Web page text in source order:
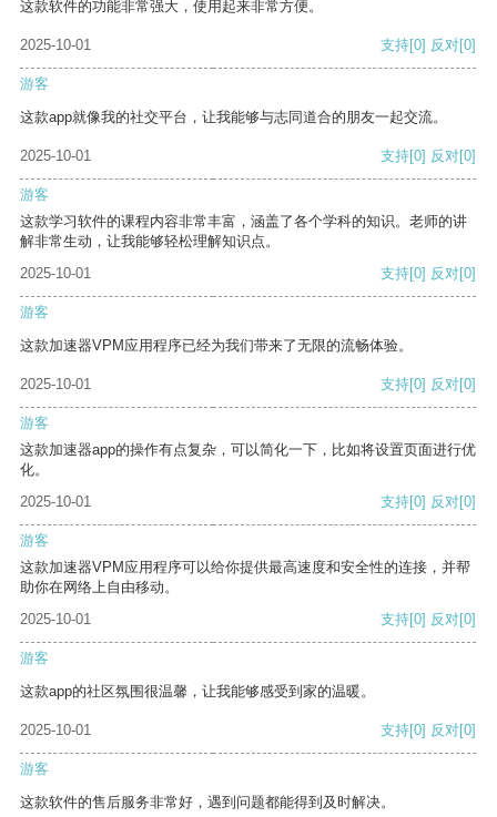
这款软件的功能非常强大，使用起来非常方便。
2025-10-01 支持[0] 反对[0]
游客
这款app就像我的社交平台，让我能够与志同道合的朋友一起交流。
2025-10-01 支持[0] 反对[0]
游客
这款学习软件的课程内容非常丰富，涵盖了各个学科的知识。老师的讲
解非常生动，让我能够轻松理解知识点。
2025-10-01
支持[0] 反对[0]
游客
这款加速器VPM应用程序已经为我们带来了无限的流畅体验。
2025-10-01 支持[0] 反对[0]
游客
这款加速器app的操作有点复杂，可以简化一下，比如将设置页面进行优
化。
2025-10-01
支持[0] 反对[0]
游客
这款加速器VPM应用程序可以给你提供最高速度和安全性的连接，并帮
助你在网络上自由移动。
2025-10-01
支持[0] 反对[0]
游客
这款app的社区氛围很温馨，让我能够感受到家的温暖。
2025-10-01 支持[0] 反对[0]
游客
这款软件的售后服务非常好，遇到问题都能得到及时解决。